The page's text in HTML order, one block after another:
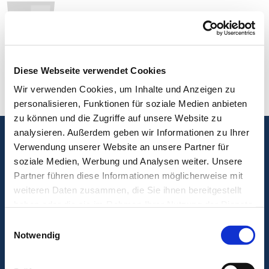
Diese Webseite verwendet Cookies
Wir verwenden Cookies, um Inhalte und Anzeigen zu
personalisieren, Funktionen für soziale Medien anbieten
zu können und die Zugriffe auf unsere Website zu
analysieren. Außerdem geben wir Informationen zu Ihrer
Verwendung unserer Website an unsere Partner für
soziale Medien, Werbung und Analysen weiter. Unsere
Partner führen diese Informationen möglicherweise mit
weiteren Daten zusammen, die Sie ihnen bereitgestellt
Notwendig
Karriere
Kontakt
Impressum